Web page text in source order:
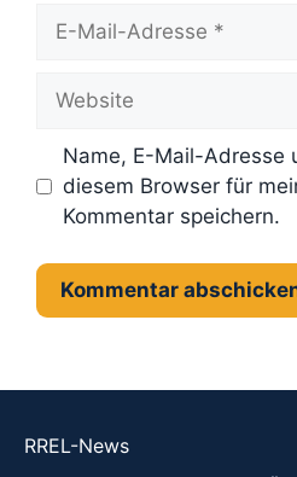
Website
Name, E-Mail-Adresse
diesem Browser für
Kommentar speichern.
RREL-News